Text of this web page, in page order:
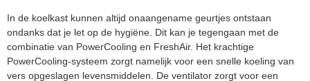
In de koelkast kunnen altijd onaangename geurtjes ontstaan
ondanks dat je let op de hygiëne. Dit kan je tegengaan met de
combinatie van PowerCooling en FreshAir. Het krachtige
PowerCooling-systeem zorgt namelijk voor een snelle koeling van
vers opgeslagen levensmiddelen. De ventilator zorgt voor een